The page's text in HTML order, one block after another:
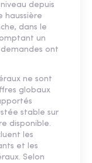
depuis
haussière
dans le
un
ont
ne sont
globaux
stable sur
disponible.
les
et les
Selon